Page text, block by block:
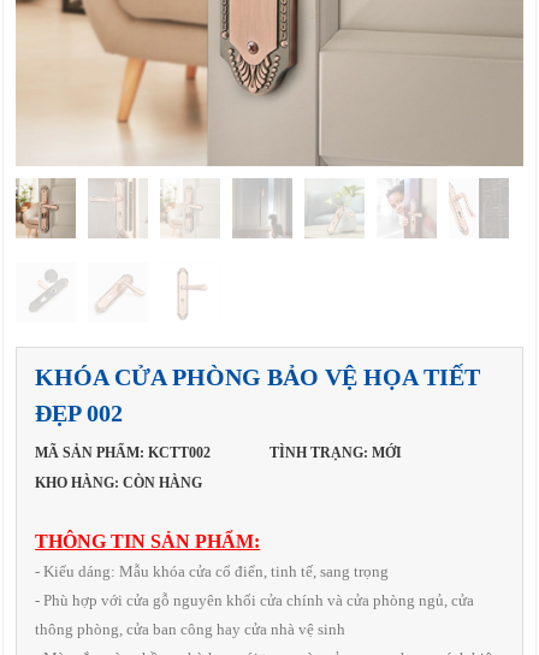
KHÓA CỬA PHÒNG BẢO VỆ HỌA TIẾT
ĐẸP 002
MÃ SẢN PHẨM: KCTT002
TÌNH TRẠNG: MỚI
KHO HÀNG: CÒN HÀNG
THÔNG TIN SẢN PHẨM:
- Kiểu dáng: Mẫu khóa cửa cổ điển, tinh tế, sang trọng
- Phù hợp với cửa gỗ nguyên khối cửa chính và cửa phòng ngủ, cửa
thông phòng, cửa ban công hay cửa nhà vệ sinh